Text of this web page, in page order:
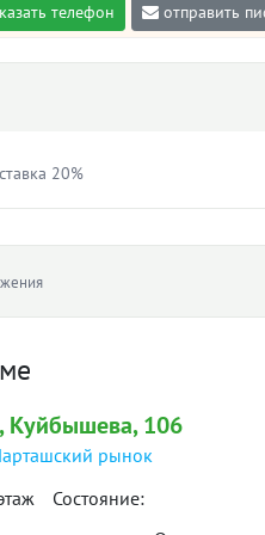
телефон отправить
20%
ставку и условия уточняйте в банке.
152 947
, Куйбышева, 106
рынок
Состояние: